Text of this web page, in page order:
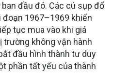
đầu đó. Các cú sụp đổ
đoạn 1967–1969 khiến
tục mua vào khi giá
trường không vận hành
đầu hình thành tư duy
phần tất yếu của thành